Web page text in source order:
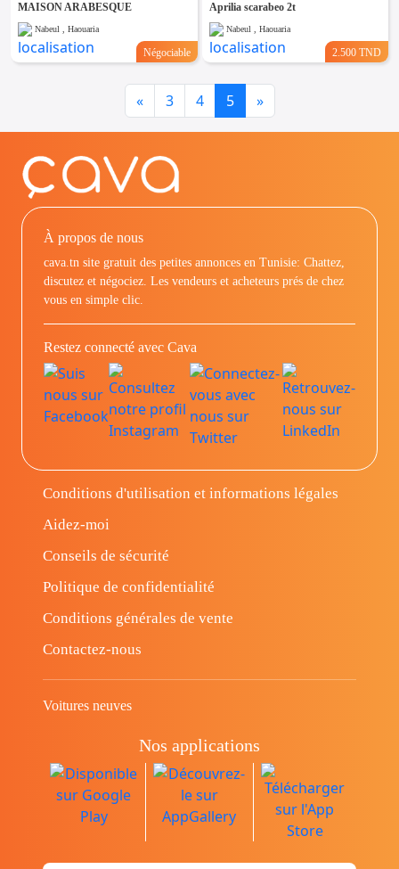
MAISON ARABESQUE
Nabeul , Haouaria
Négociable
Aprilia scarabeo 2t
Nabeul , Haouaria
2.500 TND
«Previous
3 4 5 »Next
À propos de nous
cava.tn site gratuit des petites annonces en Tunisie: Chattez,
discutez et négociez. Les vendeurs et acheteurs prés de chez
vous en simple clic.
Restez connecté avec Cava
Conditions d'utilisation et informations légales
Aidez-moi
Conseils de sécurité
Politique de confidentialité
Conditions générales de vente
Contactez-nous
Voitures neuves
Nos applications